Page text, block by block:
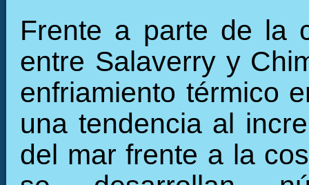
Frente a parte de la
entre Salaverry y
enfriamiento térmico
una tendencia al
del mar frente a la